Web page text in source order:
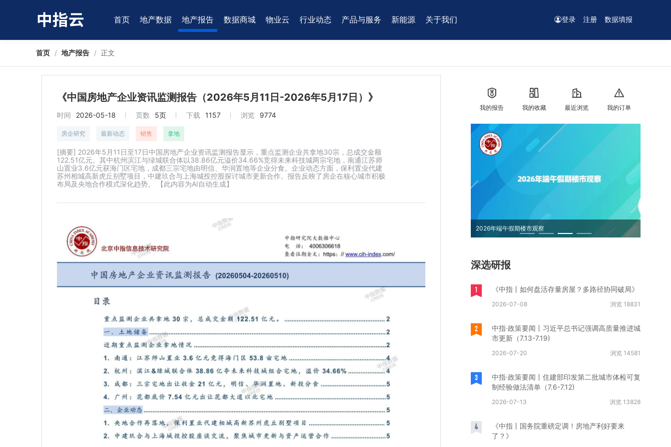
首页 地产数据 地产报告 数据商城 物业云 行业动态 产品与服务 新能源 关于我们 登录 注册 数据填报
首页 / 地产报告 / 正文
《中国房地产企业资讯监测报告（2026年5月11日-2026年5月17日）》
时间 2026-05-18 页数 5页 下载 1157 浏览 9774
房企研究 最新动态 销售 拿地
[摘要] 2026年5月11日至17日中国房地产企业资讯监测报告显示，重点监测企业共拿地30宗，总成交金额
122.51亿元。其中杭州滨江与绿城联合体以38.86亿元溢价34.66%竞得未来科技城两宗宅地，南通江苏师
山置业3.6亿元获海门区宅地，成都三宗宅地由明信、华润置地等企业分食。企业动态方面，保利置业代建
苏州相城高新虎丘别墅项目，中建玖合与上海城投控股探讨城市更新合作。报告反映了房企在核心城市积极
布局及央地合作模式深化趋势。 【此内容为AI自动生成】
我的报告 我的收藏 最近浏览 我的订单
2026年端午假期楼市观察
深选研报
1 《中指丨如何盘活存量房屋？多路径协同破局》
2026-07-08 浏览 18831
2
中指·政策要闻丨习近平总书记强调高质量推进城
市更新（7.13-7.19)
2026-07-20 浏览 14581
3
中指·政策要闻丨住建部印发第二批城市体检可复
制经验做法清单（7.6-7.12)
2026-07-13 浏览 13828
4
《中指丨国务院重磅定调！房地产利好要来
了？》